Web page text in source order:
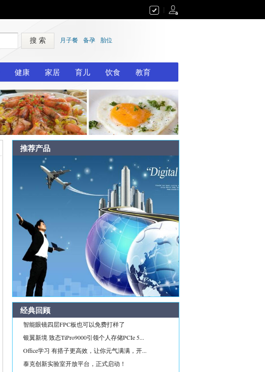
搜 索 月子餐 备孕 胎位
健康 家居 育儿 饮食 教育
推荐产品
经典回顾
智能眼镜四层FPC板也可以免费打样了
银翼新境 致态TiPro9000引领个人存储PCIe 5...
Office学习 有搭子更高效，让你元气满满，开...
泰克创新实验室开放平台，正式启动！